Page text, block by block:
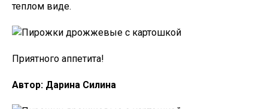
теплом виде.
Приятного аппетита!
Автор: Дарина Силина